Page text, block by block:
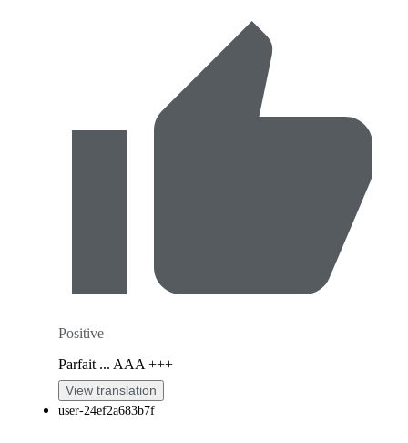
Positive
Parfait ... AAA +++
View translation
user-24ef2a683b7f